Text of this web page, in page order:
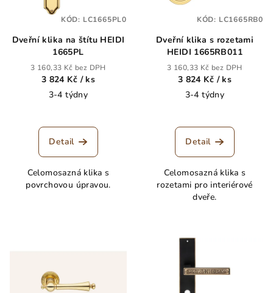
oDveřní klika na štítu HEIDI
1665PL
3 160,33 Kč bez DPH
3 824 Kč / ks
3-4 týdny
Detail
Celomosazná klika s
povrchovou úpravou.
KÓD: LC1665PL0
Dveřní klika s rozetami
HEIDI 1665RB011
3 160,33 Kč bez DPH
3 824 Kč / ks
3-4 týdny
Detail
Celomosazná klika s
rozetami pro interiérové
dveře.
KÓD: LC1665RB0